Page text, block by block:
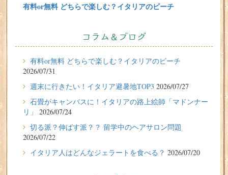
有料or無料 どちらで楽しむ？イタリアのビーチ
フィレンツェに1週間の語学留学をしたT.Sさん（10代、女
性）の体験談
2026/07/27
週末に行きたい！イタリア避暑地TOP3
2026/07/24
石畳がキャンバスに！イタリアの路上絵師「マドンナー
リ」
2026/07/22
切る派？伸ばす派？？ 留学中のヘアサロン問題
コラム＆ブログ
有料or無料 どちらで楽しむ？イタリアのビーチ
2026/07/31
週末に行きたい！イタリア避暑地TOP3 2026/07/27
石畳がキャンバスに！イタリアの路上絵師「マドンナー
リ」
2026/07/24
切る派？伸ばす派？？ 留学中のヘアサロン問題
2026/07/22
イタリア人はどんなジェラートを食べる？ 2026/07/20